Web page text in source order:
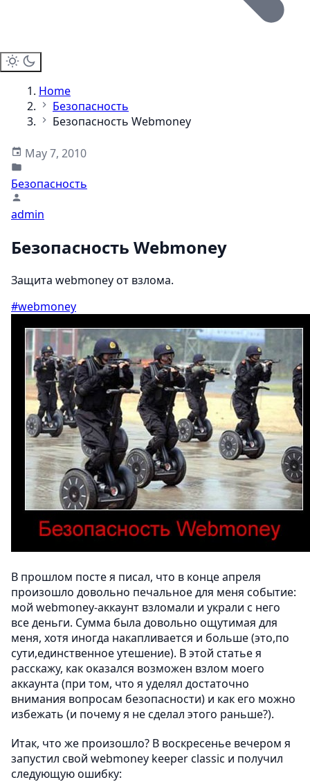
Home
Безопасность
Безопасность Webmoney
May 7, 2010
Безопасность
admin
Безопасность Webmoney
Защита webmoney от взлома.
#webmoney
В прошлом посте я писал, что в конце апреля
произошло довольно печальное для меня событие:
мой webmoney-аккаунт взломали и украли с него
все деньги. Сумма была довольно ощутимая для
меня, хотя иногда накапливается и больше (это,по
сути,единственное утешение). В этой статье я
расскажу, как оказался возможен взлом моего
аккаунта (при том, что я уделял достаточно
внимания вопросам безопасности) и как его можно
избежать (и почему я не сделал этого раньше?).
Итак, что же произошло? В воскресенье вечером я
запустил свой webmoney keeper classic и получил
следующую ошибку: